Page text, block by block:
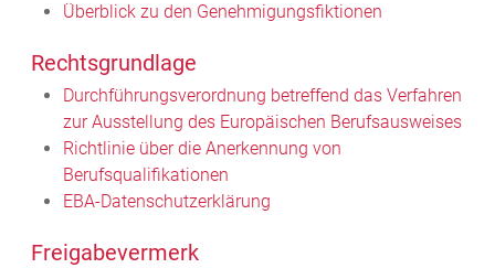
Überblick zu den Genehmigungsfiktionen
Rechtsgrundlage
Durchführungsverordnung betreffend das Verfahren
zur Ausstellung des Europäischen Berufsausweises
Richtlinie über die Anerkennung von
Berufsqualifikationen
EBA-Datenschutzerklärung
Freigabevermerk